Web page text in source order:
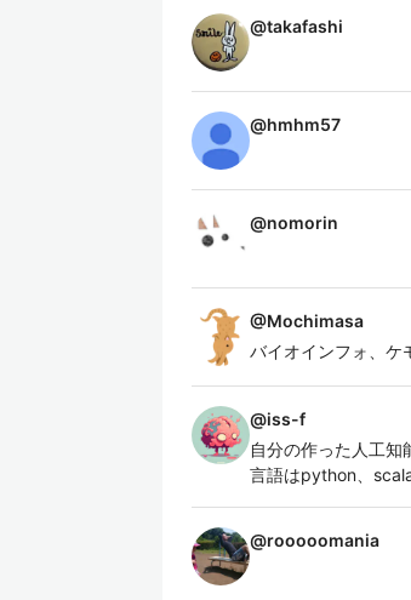
@takafashi
@hmhm57
@nomorin
@Mochimasa
バイオインフォ、ケ
@iss-f
自分の作った人工
言語はpython、
@rooooomania